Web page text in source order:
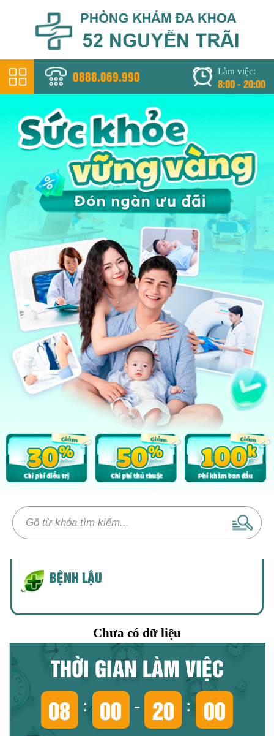
0888.069.990 Làm việc:
8:00 - 20:00
BỆNH LẬU
Chưa có dữ liệu
THỜI GIAN LÀM VIỆC
08 : 00 - 20 : 00